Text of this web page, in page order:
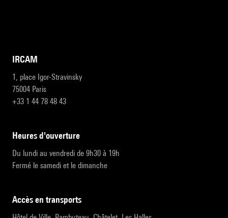
IRCAM
1, place Igor-Stravinsky
75004 Paris
+33 1 44 78 48 43
heures d'ouverture
Du lundi au vendredi de 9h30 à 19h
Fermé le samedi et le dimanche
accès en transports